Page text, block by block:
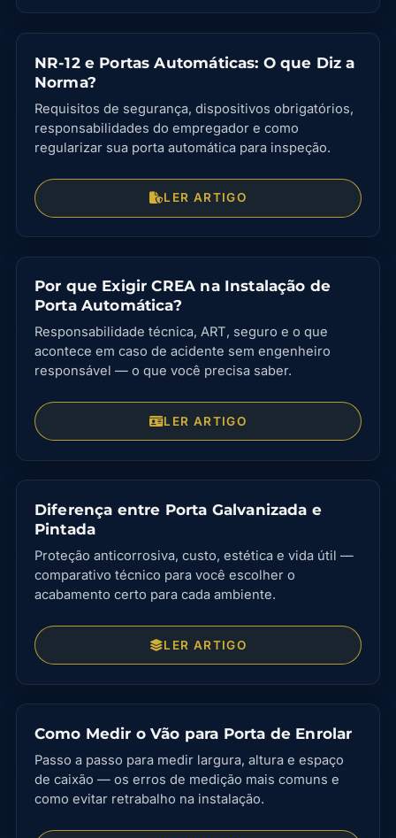
NR-12 e Portas Automáticas: O que Diz a
Norma?
Requisitos de segurança, dispositivos obrigatórios,
responsabilidades do empregador e como
regularizar sua porta automática para inspeção.
LER ARTIGO
Por que Exigir CREA na Instalação de
Porta Automática?
Responsabilidade técnica, ART, seguro e o que
acontece em caso de acidente sem engenheiro
responsável — o que você precisa saber.
LER ARTIGO
Diferença entre Porta Galvanizada e
Pintada
Proteção anticorrosiva, custo, estética e vida útil —
comparativo técnico para você escolher o
acabamento certo para cada ambiente.
LER ARTIGO
Como Medir o Vão para Porta de Enrolar
Passo a passo para medir largura, altura e espaço
de caixão — os erros de medição mais comuns e
como evitar retrabalho na instalação.